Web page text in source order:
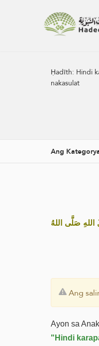
Ḥadīth: Hindi
nakasulat
Ang
صَلَّى اللهُ
Ang
Ayon sa
"Hindi